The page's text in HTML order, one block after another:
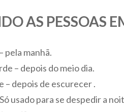
AS PESSOAS
pela manhã.
– depois do meio dia.
– depois de escurecer .
usado para se despedir a